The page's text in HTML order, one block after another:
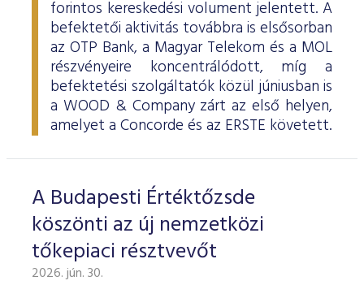
forintos kereskedési volument jelentett. A
befektetői aktivitás továbbra is elsősorban
az OTP Bank, a Magyar Telekom és a MOL
részvényeire koncentrálódott, míg a
befektetési szolgáltatók közül júniusban is
a WOOD & Company zárt az első helyen,
amelyet a Concorde és az ERSTE követett.
A Budapesti Értéktőzsde
köszönti az új nemzetközi
tőkepiaci résztvevőt
2026. jún. 30.